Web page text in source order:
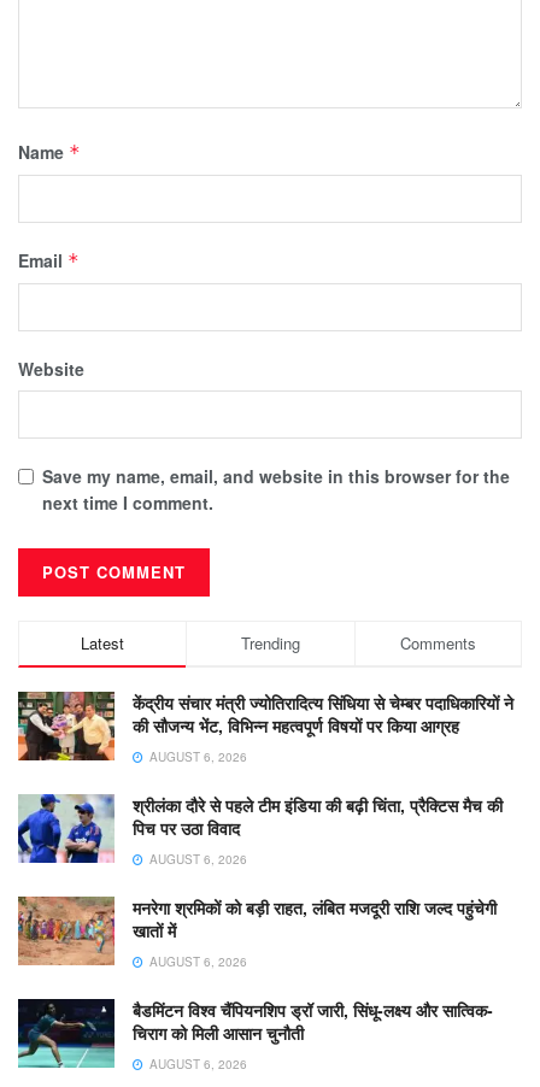
Name *
Email *
Website
Save my name, email, and website in this browser for the
next time I comment.
Latest Trending Comments
केंद्रीय संचार मंत्री ज्योतिरादित्य सिंधिया से चेम्बर पदाधिकारियों ने
की सौजन्य भेंट, विभिन्न महत्वपूर्ण विषयों पर किया आग्रह
AUGUST 6, 2026
श्रीलंका दौरे से पहले टीम इंडिया की बढ़ी चिंता, प्रैक्टिस मैच की
पिच पर उठा विवाद
AUGUST 6, 2026
मनरेगा श्रमिकों को बड़ी राहत, लंबित मजदूरी राशि जल्द पहुंचेगी
खातों में
AUGUST 6, 2026
बैडमिंटन विश्व चैंपियनशिप ड्रॉ जारी, सिंधू-लक्ष्य और सात्विक-
चिराग को मिली आसान चुनौती
AUGUST 6, 2026